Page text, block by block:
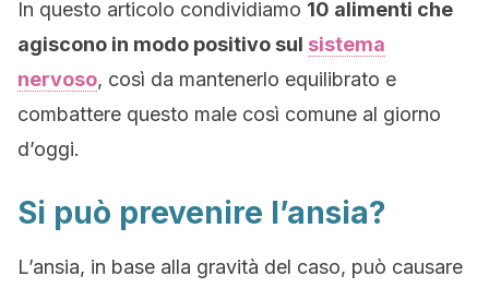
In questo articolo condividiamo 10 alimenti che
agiscono in modo positivo sul sistema
nervoso, così da mantenerlo equilibrato e
combattere questo male così comune al giorno
d’oggi.
Si può prevenire l’ansia?
L’ansia, in base alla gravità del caso, può causare